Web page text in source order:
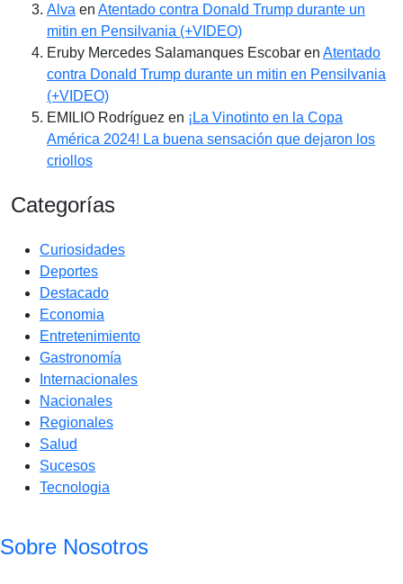
Alva en Atentado contra Donald Trump durante un
mitin en Pensilvania (+VIDEO)
Eruby Mercedes Salamanques Escobar en Atentado
contra Donald Trump durante un mitin en Pensilvania
(+VIDEO)
EMILIO Rodríguez en ¡La Vinotinto en la Copa
América 2024! La buena sensación que dejaron los
criollos
Categorías
Curiosidades
Deportes
Destacado
Economia
Entretenimiento
Gastronomía
Internacionales
Nacionales
Regionales
Salud
Sucesos
Tecnologia
Sobre Nosotros